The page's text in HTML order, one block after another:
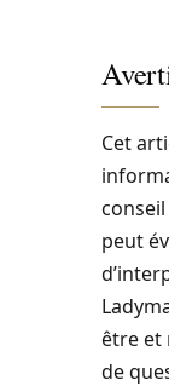
Cet
peut
être et
de